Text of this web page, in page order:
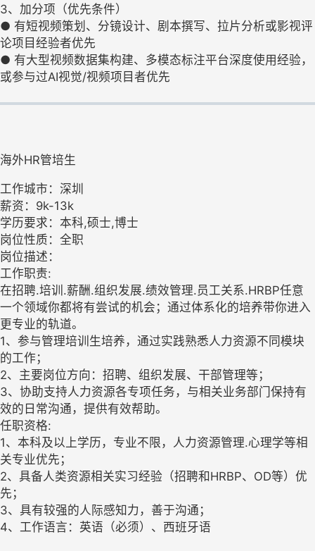
3、加分项（优先条件）
● 有短视频策划、分镜设计、剧本撰写、拉片分析或影视评
论项目经验者优先
● 有大型视频数据集构建、多模态标注平台深度使用经验，
或参与过AI视觉/视频项目者优先
海外HR管培生
工作城市：深圳
薪资：9k-13k
学历要求：本科,硕士,博士
岗位性质：全职
岗位描述：
工作职责:
在招聘.培训.薪酬.组织发展.绩效管理.员工关系.HRBP任意
一个领域你都将有尝试的机会；通过体系化的培养带你进入
更专业的轨道。
1、参与管理培训生培养，通过实践熟悉人力资源不同模块
的工作；
2、主要岗位方向：招聘、组织发展、干部管理等；
3、协助支持人力资源各专项任务，与相关业务部门保持有
效的日常沟通，提供有效帮助。
任职资格:
1、本科及以上学历，专业不限，人力资源管理.心理学等相
关专业优先；
2、具备人类资源相关实习经验（招聘和HRBP、OD等）优
先；
3、具有较强的人际感知力，善于沟通；
4、工作语言：英语（必须）、西班牙语